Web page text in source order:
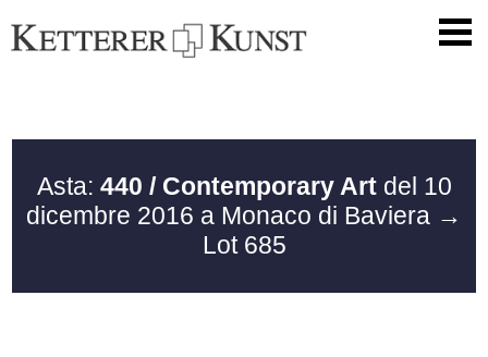
Asta: 440 / Contemporary Artdel 10
dicembre 2016 a Monaco di Baviera →
Lot 685